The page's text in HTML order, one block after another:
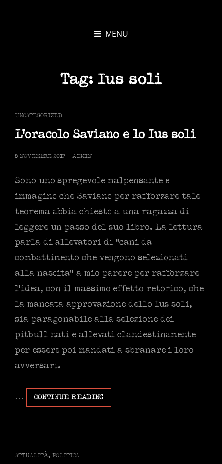
MENU
Tag: Ius soli
CAT
LINKS
UNCATEGORIZED
L’oracolo Saviano e lo Ius soli
POSTED
5 NOVEMBRE 2017 ADMIN
Sono uno spregevole malpensante e
immagino che Saviano per rafforzare tale
teorema abbia chiesto a una ragazza di
leggere un passo del suo libro. La lettura
parla di allevatori di “cani da
combattimento che vengono selezionati
alla nascita” a mio parere per rafforzare
l’idea, con il massimo effetto retorico, che
la mancata approvazione dello Ius soli,
sia paragonabile alla selezione dei
pitbull nati e allevati clandestinamente
per essere poi mandati a sbranare i loro
avversari.
… CONTINUE READINGL’ORACOLO
SAVIANO
LO
CAT
ATTUALITÀ, POLITICA